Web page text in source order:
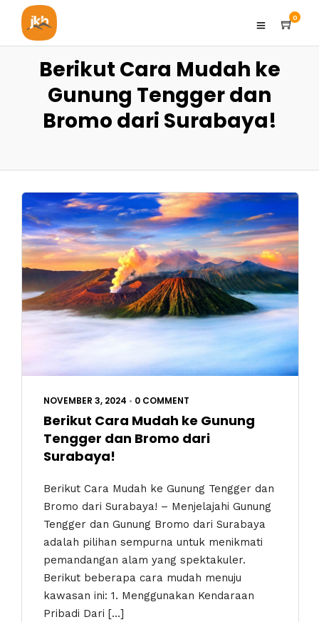
0
Berikut Cara Mudah ke
Gunung Tengger dan
Bromo dari Surabaya!
NOVEMBER 3, 2024 • 0 COMMENT
Berikut Cara Mudah ke Gunung
Tengger dan Bromo dari
Surabaya!
Berikut Cara Mudah ke Gunung Tengger dan
Bromo dari Surabaya! – Menjelajahi Gunung
Tengger dan Gunung Bromo dari Surabaya
adalah pilihan sempurna untuk menikmati
pemandangan alam yang spektakuler.
Berikut beberapa cara mudah menuju
kawasan ini: 1. Menggunakan Kendaraan
Pribadi Dari […]